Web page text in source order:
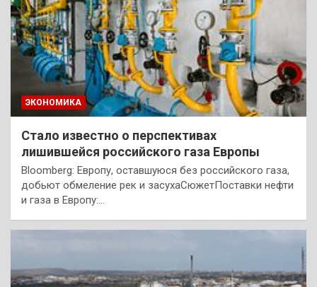
ЭКОНОМИКА
Стало известно о перспективах
лишившейся российского газа Европы
Bloomberg: Европу, оставшуюся без российского газа,
добьют обмеление рек и засухаСюжетПоставки нефти
и газа в Европу:…